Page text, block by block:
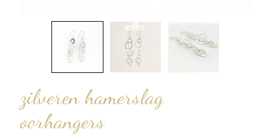
zilveren hamerslag
oorhangers